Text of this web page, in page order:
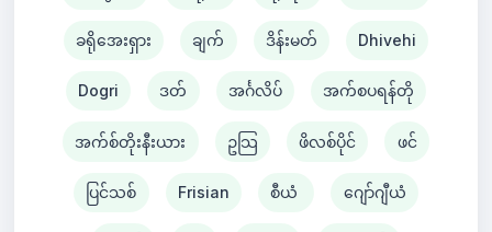
ခရိုအေးရှား ချက် ဒိန်းမတ် Dhivehi
Dogri ဒတ် အင်္ဂလိပ် အက်စပရန်တို
အက်စ်တိုးနီးယား ဥသြ ဖိလစ်ပိုင် ဖင်
ပြင်သစ် Frisian စီယံ ​​ ဂျော်ဂျီယံ